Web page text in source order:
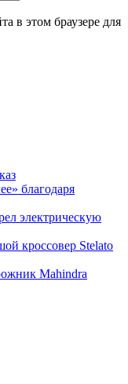
в этом браузере для
благодаря
электрическую
кроссовер Stelato
Mahindra